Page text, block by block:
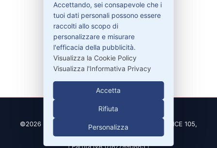
Contatti
329-30.78.513
info@pitdriver.com
©2026 PitDriver | CROCO DEAL S.R.L. VIA DEL SALICE 105,
97100 RAGUSA (RG)
| Partita IVA 01877990885 |
Accettando, sei consapevole che i
tuoi dati personali possono essere
raccolti allo scopo di
personalizzare e misurare
l'efficacia della pubblicità.
Visualizza la Cookie Policy
Visualizza l'Informativa Privacy
Accetta
Rifiuta
Personalizza